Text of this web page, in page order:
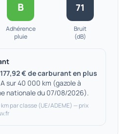
B
Adhérence
pluie
71
Bruit
(dB)
177,92 € de carburant en plus
sur 40 000 km (gazole à
nationale du 07/08/2026).
par classe (UE/ADEME) — prix